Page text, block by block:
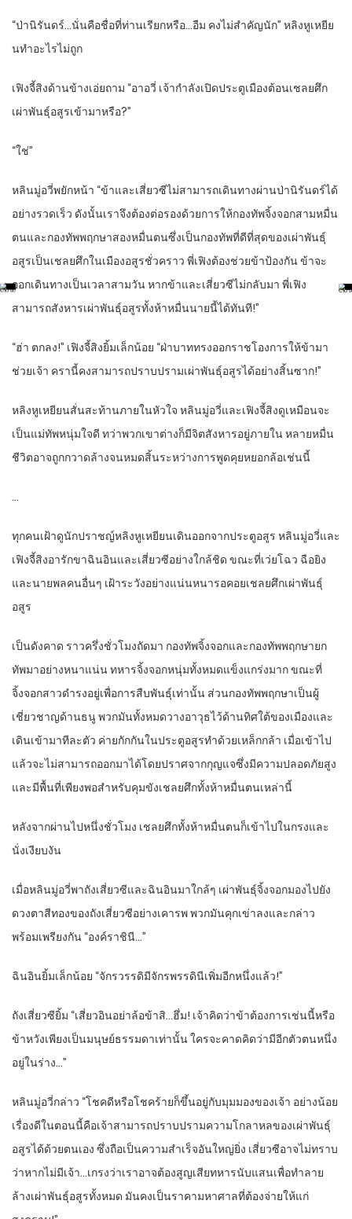
“ป่านิรันดร์…นั่นคือชื่อที่ท่านเรียกหรือ…อืม คงไม่สำคัญนัก” หลิงหูเหยีย
นทำอะไรไม่ถูก
เฟิงจี้สิงด้านข้างเอ่ยถาม “อาอวี่ เจ้ากำลังเปิดประตูเมืองต้อนเชลยศึก
เผ่าพันธุ์อสูรเข้ามาหรือ?”
“ใช่”
หลินมู่อวี่พยักหน้า “ข้าและเสี่ยวซีไม่สามารถเดินทางผ่านป่านิรันดร์ได้
อย่างรวดเร็ว ดังนั้นเราจึงต้องต่อรองด้วยการให้กองทัพจิ้งจอกสามหมื่น
ตนและกองทัพพฤกษาสองหมื่นตนซึ่งเป็นกองทัพที่ดีที่สุดของเผ่าพันธุ์
อสูรเป็นเชลยศึกในเมืองอสูรชั่วคราว พี่เฟิงต้องช่วยข้าป้องกัน ข้าจะ
ออกเดินทางเป็นเวลาสามวัน หากข้าและเสี่ยวซีไม่กลับมา พี่เฟิง
สามารถสังหารเผ่าพันธุ์อสูรทั้งห้าหมื่นนายนี้ได้ทันที!”
“ฮ่า ตกลง!” เฟิงจี้สิงยิ้มเล็กน้อย “ฝ่าบาททรงออกราชโองการให้ข้ามา
ช่วยเจ้า ครานี้คงสามารถปราบปรามเผ่าพันธุ์อสูรได้อย่างสิ้นซาก!”
หลิงหูเหยียนสั่นสะท้านภายในหัวใจ หลินมู่อวี่และเฟิงจี้สิงดูเหมือนจะ
เป็นแม่ทัพหนุ่มใจดี ทว่าพวกเขาต่างก็มีจิตสังหารอยู่ภายใน หลายหมื่น
ชีวิตอาจถูกกวาดล้างจนหมดสิ้นระหว่างการพูดคุยหยอกล้อเช่นนี้
…
ทุกคนเฝ้าดูนักปราชญ์หลิงหูเหยียนเดินออกจากประตูอสูร หลินมู่อวี่และ
เฟิงจี้สิงอารักขาฉินอินและเสี่ยวซีอย่างใกล้ชิด ขณะที่เว่ยโฉว ฉือยิง
และนายพลคนอื่นๆ เฝ้าระวังอย่างแน่นหนารอคอยเชลยศึกเผ่าพันธุ์
อสูร
เป็นดังคาด ราวครึ่งชั่วโมงถัดมา กองทัพจิ้งจอกและกองทัพพฤกษายก
ทัพมาอย่างหนาแน่น ทหารจิ้งจอกหนุ่มทั้งหมดแข็งแกร่งมาก ขณะที่
จิ้งจอกสาวดำรงอยู่เพื่อการสืบพันธุ์เท่านั้น ส่วนกองทัพพฤกษาเป็นผู้
เชี่ยวชาญด้านธนู พวกมันทั้งหมดวางอาวุธไว้ด้านทิศใต้ของเมืองและ
เดินเข้ามาทีละตัว ค่ายกักกันในประตูอสูรทำด้วยเหล็กกล้า เมื่อเข้าไป
แล้วจะไม่สามารถออกมาได้โดยปราศจากกุญแจซึ่งมีความปลอดภัยสูง
และมีพื้นที่เพียงพอสำหรับคุมขังเชลยศึกทั้งห้าหมื่นตนเหล่านี้
หลังจากผ่านไปหนึ่งชั่วโมง เชลยศึกทั้งห้าหมื่นตนก็เข้าไปในกรงและ
นั่งเงียบงัน
เมื่อหลินมู่อวี่พาถังเสี่ยวซีและฉินอินมาใกล้ๆ เผ่าพันธุ์จิ้งจอกมองไปยัง
ดวงตาสีทองของถังเสี่ยวซีอย่างเคารพ พวกมันคุกเข่าลงและกล่าว
พร้อมเพรียงกัน “องค์ราชินี…”
ฉินอินยิ้มเล็กน้อย “จักรวรรดิมีจักรพรรดินีเพิ่มอีกหนึ่งแล้ว!”
ถังเสี่ยวซียิ้ม “เสี่ยวอินอย่าล้อข้าสิ…ฮึ่ม! เจ้าคิดว่าข้าต้องการเช่นนี้หรือ
ข้าหวังเพียงเป็นมนุษย์ธรรมดาเท่านั้น ใครจะคาดคิดว่ามีอีกตัวตนหนึ่ง
อยู่ในร่าง…”
หลินมู่อวี่กล่าว “โชคดีหรือโชคร้ายก็ขึ้นอยู่กับมุมมองของเจ้า อย่างน้อย
เรื่องดีในตอนนี้คือเจ้าสามารถปราบปรามความโกลาหลของเผ่าพันธุ์
อสูรได้ด้วยตนเอง ซึ่งถือเป็นความสำเร็จอันใหญ่ยิ่ง เสี่ยวซีอาจไม่ทราบ
ว่าหากไม่มีเจ้า…เกรงว่าเราอาจต้องสูญเสียทหารนับแสนเพื่อทำลาย
ล้างเผ่าพันธุ์อสูรทั้งหมด มันคงเป็นราคามหาศาลที่ต้องจ่ายให้แก่